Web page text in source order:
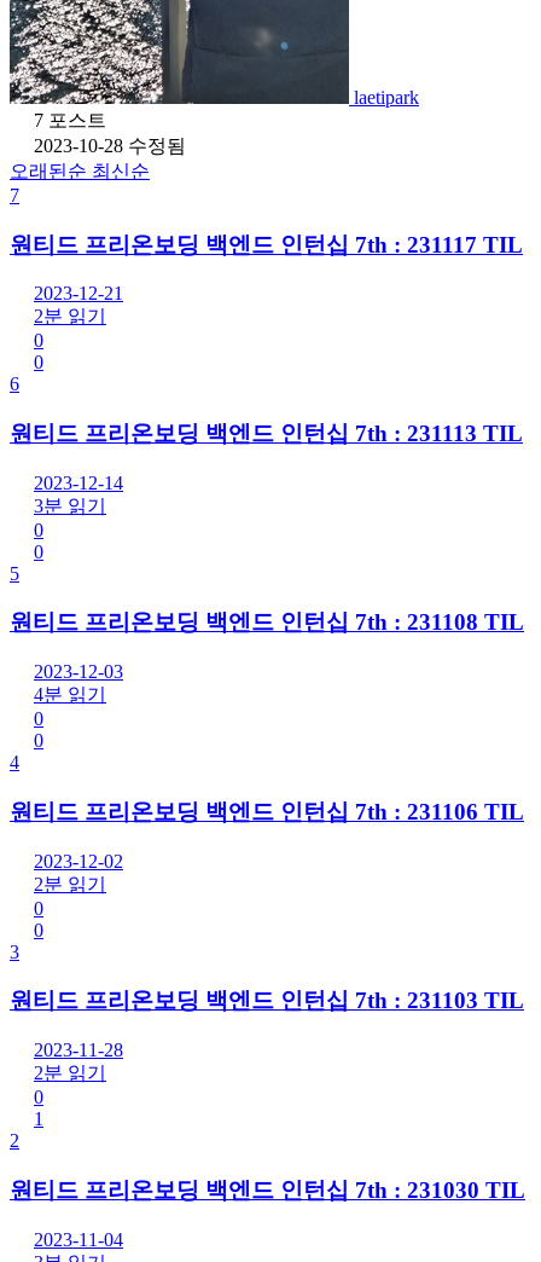
laetipark
7 포스트
2023-10-28 수정됨
오래된순 최신순
7
원티드 프리온보딩 백엔드 인턴십 7th : 231117 TIL
2023-12-21
2분 읽기
0
0
6
원티드 프리온보딩 백엔드 인턴십 7th : 231113 TIL
2023-12-14
3분 읽기
0
0
5
원티드 프리온보딩 백엔드 인턴십 7th : 231108 TIL
2023-12-03
4분 읽기
0
0
4
원티드 프리온보딩 백엔드 인턴십 7th : 231106 TIL
2023-12-02
2분 읽기
0
0
3
원티드 프리온보딩 백엔드 인턴십 7th : 231103 TIL
2023-11-28
2분 읽기
0
1
2
원티드 프리온보딩 백엔드 인턴십 7th : 231030 TIL
2023-11-04